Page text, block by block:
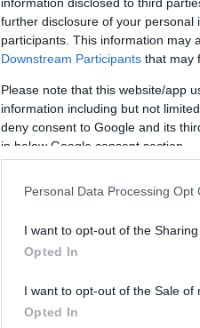
further disclosure of your personal
participants. This information may
Downstream Participants that may
Please note that this website/app
information including but not
deny consent to Google and its
in below Google consent section.
Personal Data Processing Opt
I want to opt-out of the
Opted In
I want to opt-out of the Sale of
Opted In